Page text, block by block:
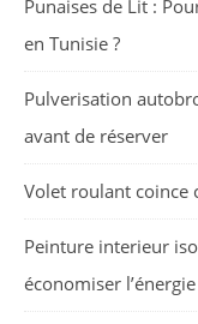
Punaises de Lit :
en Tunisie ?
Pulverisation
avant de réserver
Volet roulant coince
Peinture interieur
économiser l’énergie